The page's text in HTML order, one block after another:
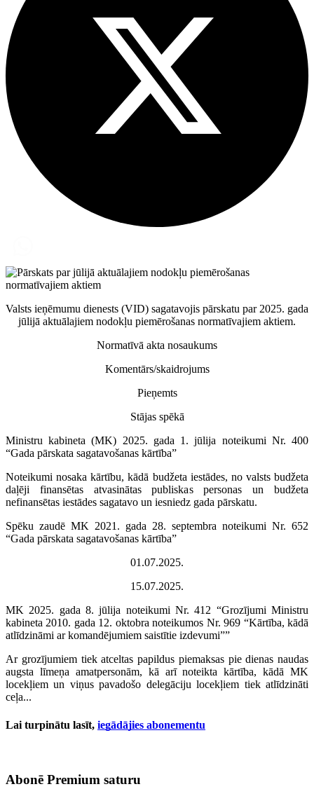
Valsts ieņēmumu dienests (VID) sagatavojis pārskatu par 2025. gada
jūlijā aktuālajiem nodokļu piemērošanas normatīvajiem aktiem.
Normatīvā akta nosaukums
Komentārs/skaidrojums
Pieņemts
Stājas spēkā
Ministru kabineta (MK) 2025. gada 1. jūlija noteikumi Nr. 400
“Gada pārskata sagatavošanas kārtība”
Noteikumi nosaka kārtību, kādā budžeta iestādes, no valsts budžeta
daļēji finansētas atvasinātas publiskas personas un budžeta
nefinansētas iestādes sagatavo un iesniedz gada pārskatu.
Spēku zaudē MK 2021. gada 28. septembra noteikumi Nr. 652
“Gada pārskata sagatavošanas kārtība”
01.07.2025.
15.07.2025.
MK 2025. gada 8. jūlija noteikumi Nr. 412 “Grozījumi Ministru
kabineta 2010. gada 12. oktobra noteikumos Nr. 969 “Kārtība, kādā
atlīdzināmi ar komandējumiem saistītie izdevumi””
Ar grozījumiem tiek atceltas papildus piemaksas pie dienas naudas
augsta līmeņa amatpersonām, kā arī noteikta kārtība, kādā MK
locekļiem un viņus pavadošo delegāciju locekļiem tiek atlīdzināti
ceļa...
Lai turpinātu lasīt, iegādājies abonementu
Abonē Premium saturu